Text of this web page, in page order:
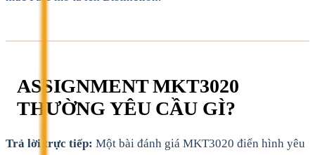
ASSIGNMENT MKT3020
THƯỜNG YÊU CẦU GÌ?
Trả lời trực tiếp: Một bài đánh giá MKT3020 điển hình yêu